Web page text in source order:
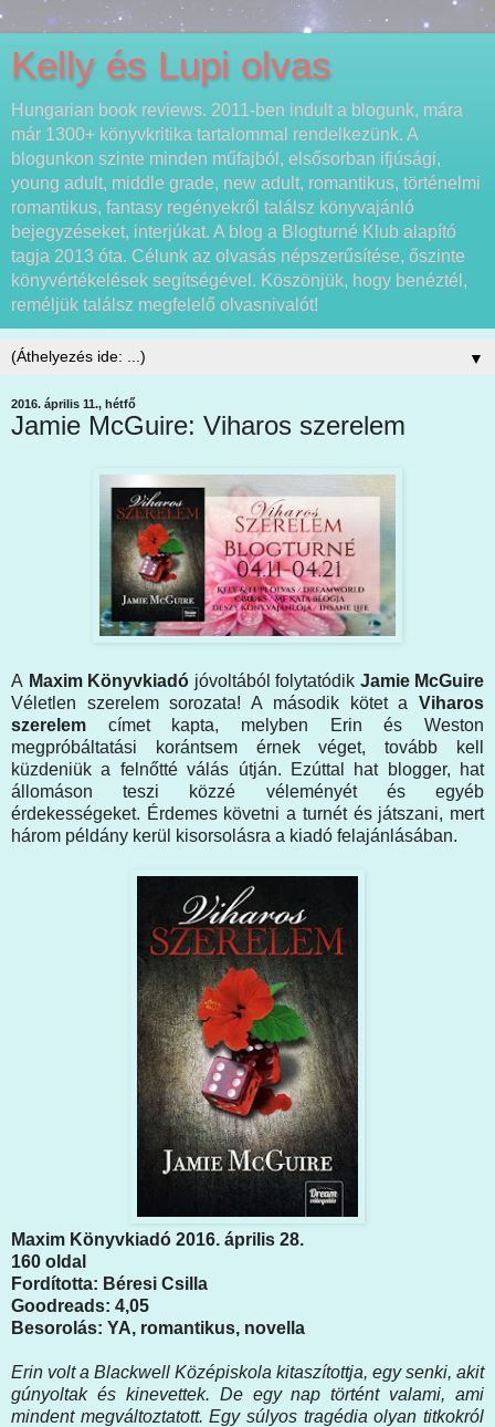
Kelly és Lupi olvas
Hungarian book reviews. 2011-ben indult a blogunk, mára
már 1300+ könyvkritika tartalommal rendelkezünk. A
blogunkon szinte minden műfajból, elsősorban ifjúsági,
young adult, middle grade, new adult, romantikus, történelmi
romantikus, fantasy regényekről találsz könyvajánló
bejegyzéseket, interjúkat. A blog a Blogturné Klub alapító
tagja 2013 óta. Célunk az olvasás népszerűsítése, őszinte
könyvértékelések segítségével. Köszönjük, hogy benéztél,
reméljük találsz megfelelő olvasnivalót!
▼
2016. április 11., hétfő
Jamie McGuire: Viharos szerelem
A Maxim Könyvkiadó jóvoltából folytatódik Jamie McGuire
Véletlen szerelem sorozata! A második kötet a Viharos
szerelem címet kapta, melyben Erin és Weston
megpróbáltatási korántsem érnek véget, tovább kell
küzdeniük a felnőtté válás útján. Ezúttal hat blogger, hat
állomáson teszi közzé véleményét és egyéb
érdekességeket. Érdemes követni a turnét és játszani, mert
három példány kerül kisorsolásra a kiadó felajánlásában.
Maxim Könyvkiadó 2016. április 28.
160 oldal
Fordította: Béresi Csilla
Goodreads: 4,05
Besorolás: YA, romantikus, novella
Erin volt a Blackwell Középiskola kitaszítottja, egy senki, akit
gúnyoltak és kinevettek. De egy nap történt valami, ami
mindent megváltoztatott. Egy súlyos tragédia olyan titkokról